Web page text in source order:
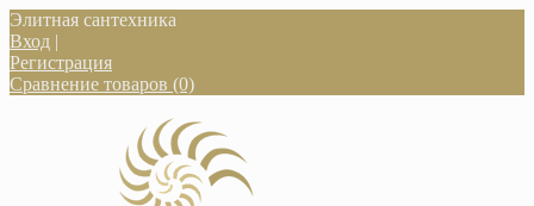
Элитная сантехника
Вход |
Регистрация
Сравнение товаров (0)